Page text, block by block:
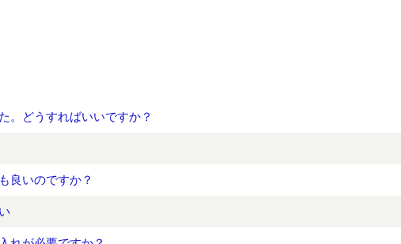
。どうすればいいですか？
良いのですか？